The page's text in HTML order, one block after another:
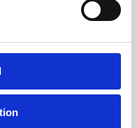
in mobilità.